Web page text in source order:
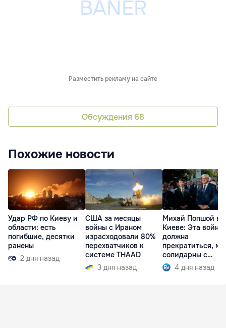
Разместить рекламу на сайте
Обсуждения 68
Похожие новости
Удар РФ по Киеву и
области: есть
погибшие, десятки
ранены
2 дня назад
США за месяцы
войны с Ираном
израсходовали 80%
перехватчиков к
системе THAAD
3 дня назад
Михай Попшой в
Киеве: Эта война
должна
прекратиться, мы
солидарны с
Украиной
4 дня назад